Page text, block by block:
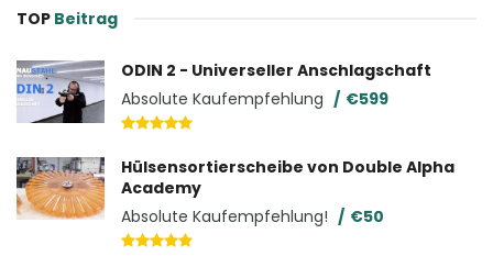
TOP Beitrag
ODIN 2 - Universeller Anschlagschaft
Absolute Kaufempfehlung
€599
Hülsensortierscheibe von Double Alpha
Academy
Absolute Kaufempfehlung!
€50